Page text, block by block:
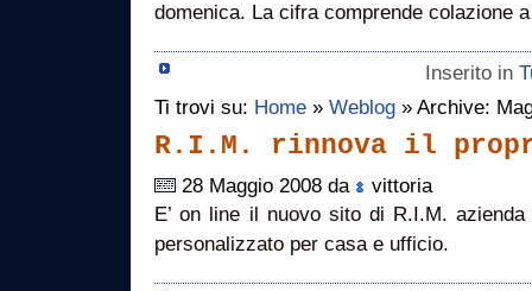
domenica. La cifra comprende colazione
Inserito in
Ti trovi su: Home » Weblog » Archive:
R.I.M. rinnova il
28 Maggio 2008 da
vittoria
E’ on line il nuovo sito di R.I.M.
personalizzato per casa e ufficio.